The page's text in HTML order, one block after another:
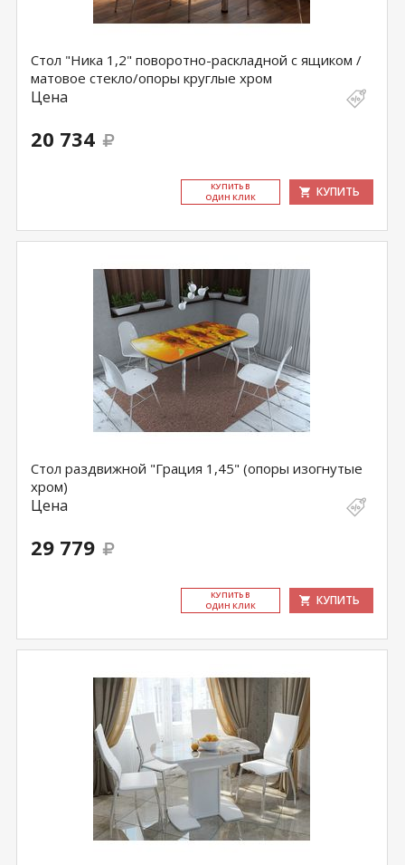
Стол "Ника 1,2" поворотно-раскладной с ящиком /
матовое стекло/опоры круглые хром
Цена
20 734
КУ­ПИТЬ В
ОДИН КЛИК
КУПИТЬ
Стол раздвижной "Грация 1,45" (опоры изогнутые
хром)
Цена
29 779
КУ­ПИТЬ В
ОДИН КЛИК
КУПИТЬ